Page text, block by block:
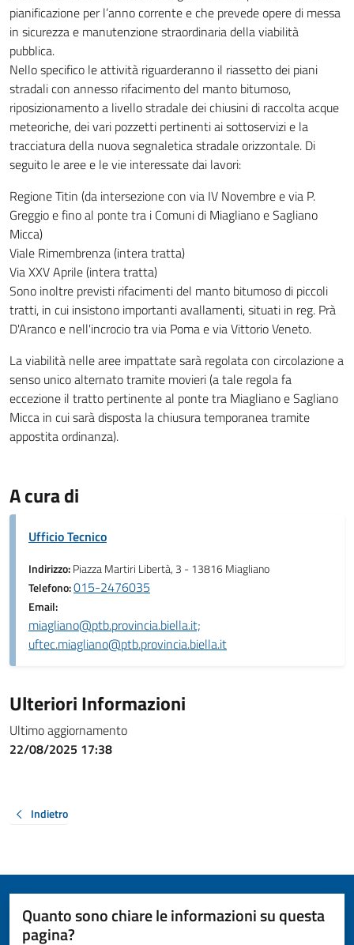
pianificazione per l’anno corrente e che prevede opere di messa
in sicurezza e manutenzione straordinaria della viabilità
pubblica.
Nello specifico le attività riguarderanno il riassetto dei piani
stradali con annesso rifacimento del manto bitumoso,
riposizionamento a livello stradale dei chiusini di raccolta acque
meteoriche, dei vari pozzetti pertinenti ai sottoservizi e la
tracciatura della nuova segnaletica stradale orizzontale. Di
seguito le aree e le vie interessate dai lavori:
Regione Titin (da intersezione con via IV Novembre e via P.
Greggio e fino al ponte tra i Comuni di Miagliano e Sagliano
Micca)
Viale Rimembrenza (intera tratta)
Via XXV Aprile (intera tratta)
Sono inoltre previsti rifacimenti del manto bitumoso di piccoli
tratti, in cui insistono importanti avallamenti, situati in reg. Prà
D'Aranco e nell'incrocio tra via Poma e via Vittorio Veneto.
La viabilità nelle aree impattate sarà regolata con circolazione a
senso unico alternato tramite movieri (a tale regola fa
eccezione il tratto pertinente al ponte tra Miagliano e Sagliano
Micca in cui sarà disposta la chiusura temporanea tramite
appostita ordinanza).
A cura di
Ufficio Tecnico
Indirizzo:Piazza Martiri Libertà, 3 - 13816 Miagliano
Telefono:015-2476035
Email:
miagliano@ptb.provincia.biella.it;
uftec.miagliano@ptb.provincia.biella.it
Ulteriori Informazioni
Ultimo aggiornamento
22/08/2025 17:38
Indietro
Quanto sono chiare le informazioni su questa
pagina?